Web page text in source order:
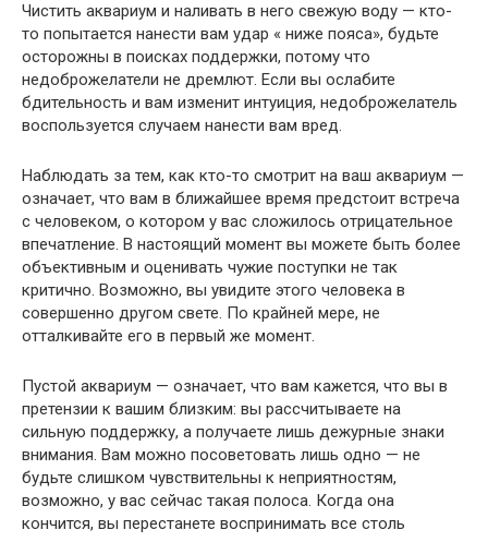
Чистить аквариум и наливать в него свежую воду — кто-
то попытается нанести вам удар « ниже пояса», будьте
осторожны в поисках поддержки, потому что
недоброжелатели не дремлют. Если вы ослабите
бдительность и вам изменит интуиция, недоброжелатель
воспользуется случаем нанести вам вред.
Наблюдать за тем, как кто-то смотрит на ваш аквариум —
означает, что вам в ближайшее время предстоит встреча
с человеком, о котором у вас сложилось отрицательное
впечатление. В настоящий момент вы можете быть более
объективным и оценивать чужие поступки не так
критично. Возможно, вы увидите этого человека в
совершенно другом свете. По крайней мере, не
отталкивайте его в первый же момент.
Пустой аквариум — означает, что вам кажется, что вы в
претензии к вашим близким: вы рассчитываете на
сильную поддержку, а получаете лишь дежурные знаки
внимания. Вам можно посоветовать лишь одно — не
будьте слишком чувствительны к неприятностям,
возможно, у вас сейчас такая полоса. Когда она
кончится, вы перестанете воспринимать все столь